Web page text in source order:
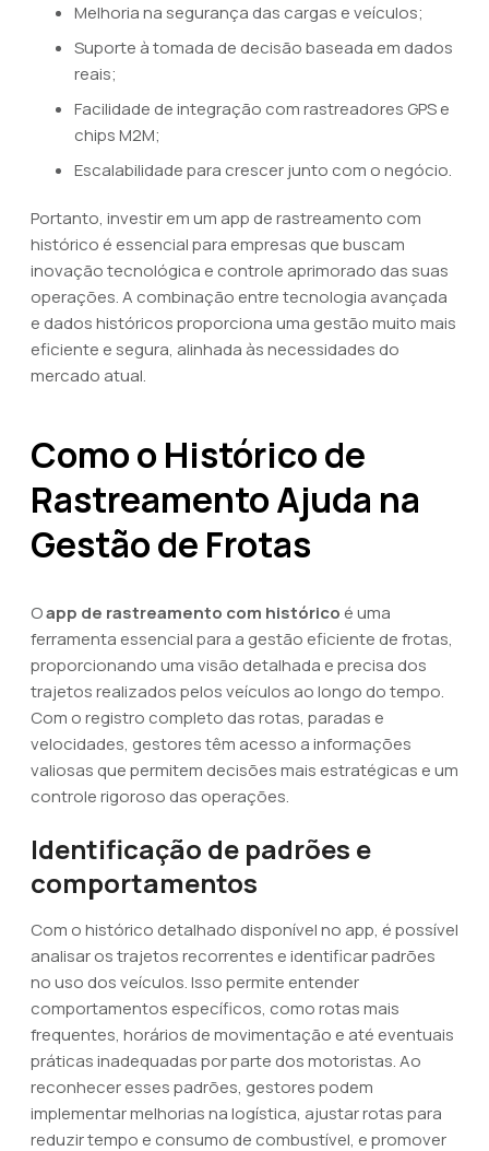
Melhoria na segurança das cargas e veículos;
Suporte à tomada de decisão baseada em dados
reais;
Facilidade de integração com rastreadores GPS e
chips M2M;
Escalabilidade para crescer junto com o negócio.
Portanto, investir em um app de rastreamento com
histórico é essencial para empresas que buscam
inovação tecnológica e controle aprimorado das suas
operações. A combinação entre tecnologia avançada
e dados históricos proporciona uma gestão muito mais
eficiente e segura, alinhada às necessidades do
mercado atual.
Como o Histórico de
Rastreamento Ajuda na
Gestão de Frotas
Oapp de rastreamento com histórico é uma
ferramenta essencial para a gestão eficiente de frotas,
proporcionando uma visão detalhada e precisa dos
trajetos realizados pelos veículos ao longo do tempo.
Com o registro completo das rotas, paradas e
velocidades, gestores têm acesso a informações
valiosas que permitem decisões mais estratégicas e um
controle rigoroso das operações.
Identificação de padrões e
comportamentos
Com o histórico detalhado disponível no app, é possível
analisar os trajetos recorrentes e identificar padrões
no uso dos veículos. Isso permite entender
comportamentos específicos, como rotas mais
frequentes, horários de movimentação e até eventuais
práticas inadequadas por parte dos motoristas. Ao
reconhecer esses padrões, gestores podem
implementar melhorias na logística, ajustar rotas para
reduzir tempo e consumo de combustível, e promover